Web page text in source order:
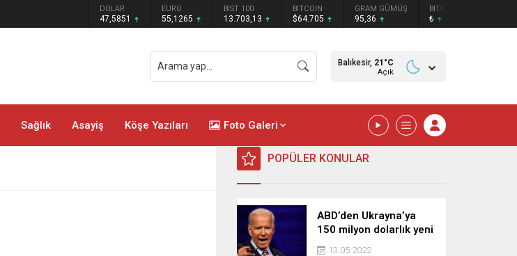
DOLAR
47,5851
EURO
55,1265
BIST 100
13.703,13
BITCOIN
$64.705
GRAM GÜMÜŞ
95,36
BITCOIN
₺
Balıkesir, 21 °C
Açık
Sağlık Asayiş Köşe Yazıları Foto Galeri
POPÜLER KONULAR
ABD’den Ukrayna’ya
150 milyon dolarlık yeni
askeri yardım
13.05.2022